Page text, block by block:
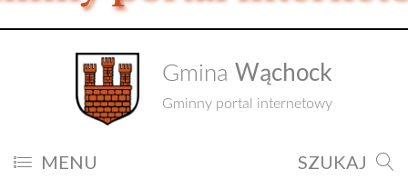
Gmina Wąchock
Gminny portal internetowy
MENU SZUKAJ